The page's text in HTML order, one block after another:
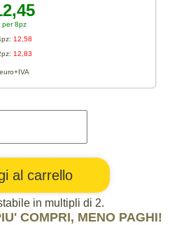
per 8pz
12,58
12,83
euro+IVA
in multipli di 2.
COMPRI, MENO PAGHI!